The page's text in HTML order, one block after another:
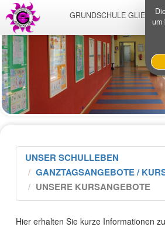
GRUNDSCHULE
UNSER SCHULLEBEN
GANZTAGSANGEBOTE /
UNSERE KURSANGEBOTE
Hier erhalten Sie kurze Informationen
um